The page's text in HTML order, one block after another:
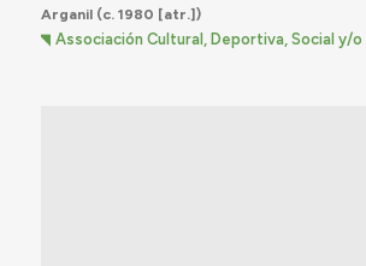
Arganil(c. 1980 [atr.])
Associación Cultural, Deportiva, Social y/